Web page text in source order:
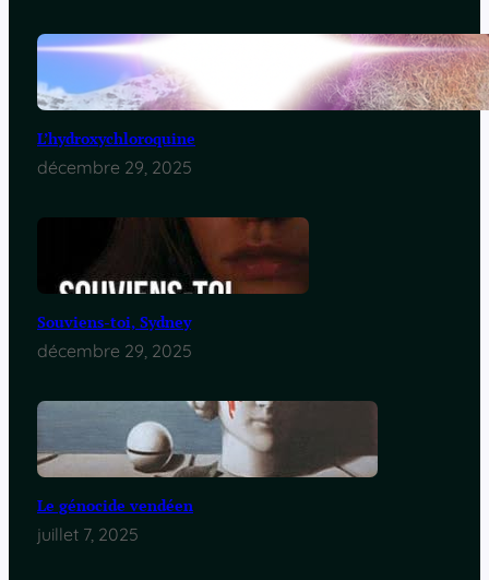
L’hydroxychloroquine
décembre 29, 2025
Souviens-toi, Sydney
décembre 29, 2025
Le génocide vendéen
juillet 7, 2025